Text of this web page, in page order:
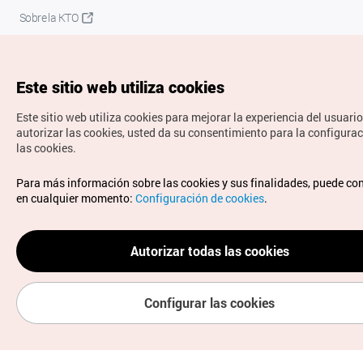
Sobre la KTO
Copyrights © Organización de Turismo de Corea. Todos los
derechos reservados.
Para informes de errores y cuestiones relacionadas con el
sitio web, dirija sus consultas al correoelectrónico oficial:
spanish@knto.or.kr
Este sitio web utiliza cookies
Este sitio web utiliza cookies para mejorar la experiencia del
autorizar las cookies, usted da su consentimiento para la
las cookies.
Para más información sobre las cookies y sus finalidades, puede
en cualquier momento: Configuración de cookies.
Autorizar todas las cookies
Configurar las cookies